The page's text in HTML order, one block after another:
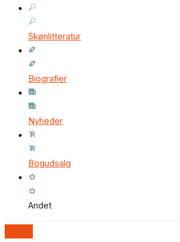
Skønlitteratur
Biografier
Nyheder
Bogudsalg
Andet